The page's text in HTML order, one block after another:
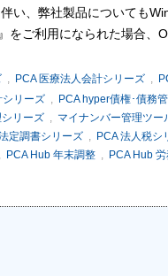
い、弊社製品についても
をご利用になられた場合、
, PCA 医療法人会計シリーズ,
シリーズ, PCA hyper債権･債務
リーズ, マイナンバー管理ツー
定調書シリーズ, PCA 法人税シ
PCA Hub 年末調整, PCA Hub